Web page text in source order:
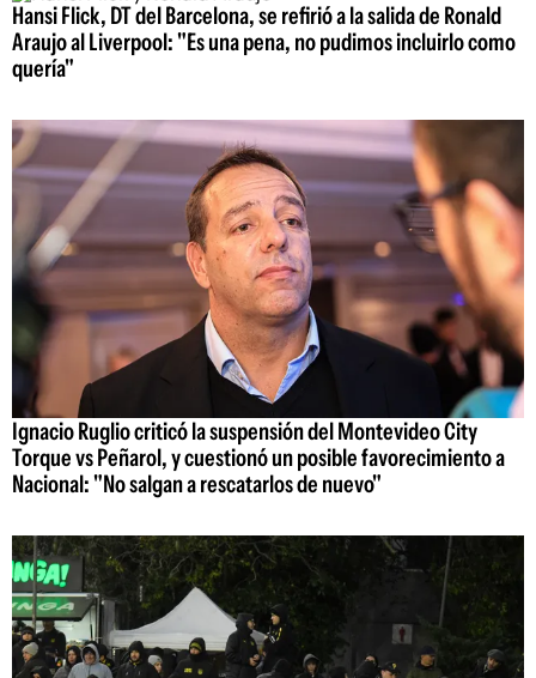
Hansi Flick, DT del Barcelona, se refirió a la salida de Ronald
Araujo al Liverpool: "Es una pena, no pudimos incluirlo como
quería"
Ignacio Ruglio criticó la suspensión del Montevideo City
Torque vs Peñarol, y cuestionó un posible favorecimiento a
Nacional: "No salgan a rescatarlos de nuevo"